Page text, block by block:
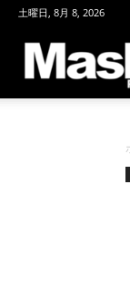
土曜日, 8月 8, 2026